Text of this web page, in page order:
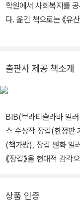
학원에서 사회복지를
다. 옮긴 책으로는 《유산
의 이야기》, 《포르투나
출판사 제공 책소개
BIB(브라티슬라바 일
스 수상작 장갑(한정판 겨울 패키지) [내용 :양장 그림책, 책 케이스
(책가방), 장갑 원화 일러스트 세트(8
《장갑》을 현대적 감각으로
상품 인증